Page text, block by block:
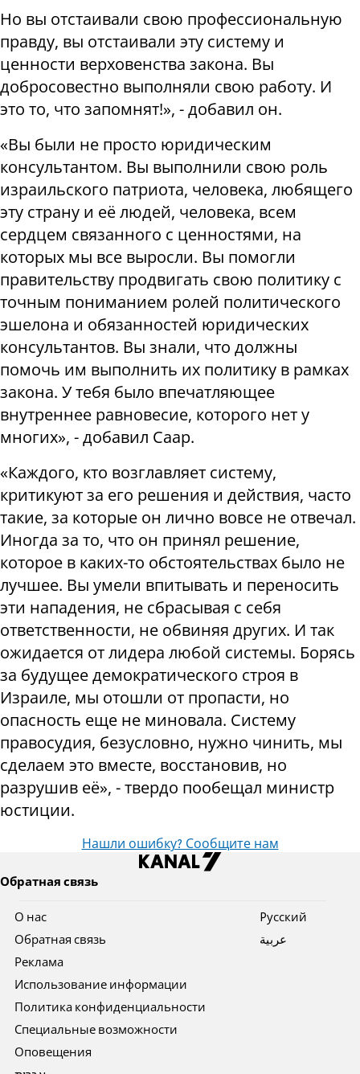
Но вы отстаивали свою профессиональную
правду, вы отстаивали эту систему и
ценности верховенства закона. Вы
добросовестно выполняли свою работу. И
это то, что запомнят!», - добавил он.
«Вы были не просто юридическим
консультантом. Вы выполнили свою роль
израильского патриота, человека, любящего
эту страну и её людей, человека, всем
сердцем связанного с ценностями, на
которых мы все выросли. Вы помогли
правительству продвигать свою политику с
точным пониманием ролей политического
эшелона и обязанностей юридических
консультантов. Вы знали, что должны
помочь им выполнить их политику в рамках
закона. У тебя было впечатляющее
внутреннее равновесие, которого нет у
многих», - добавил Саар.
«Каждого, кто возглавляет систему,
критикуют за его решения и действия, часто
такие, за которые он лично вовсе не отвечал.
Иногда за то, что он принял решение,
которое в каких-то обстоятельствах было не
лучшее. Вы умели впитывать и переносить
эти нападения, не сбрасывая с себя
ответственности, не обвиняя других. И так
ожидается от лидера любой системы. Борясь
за будущее демократического строя в
Израиле, мы отошли от пропасти, но
опасность еще не миновала. Систему
правосудия, безусловно, нужно чинить, мы
сделаем это вместе, восстановив, но
разрушив её», - твердо пообещал министр
юстиции.
Нашли ошибку? Сообщите нам
Обратная связь
О нас
Обратная связь
Реклама
Использование информации
Политика конфиденциальности
Специальные возможности
Оповещения
Pусский
عربية